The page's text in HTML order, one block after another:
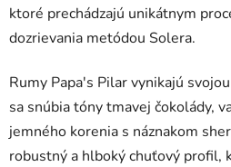
ktoré prechádzajú unikátnym
dozrievania metódou Solera.
Rumy Papa's Pilar vynikajú
sa snúbia tóny tmavej čokolády,
jemného korenia s náznakom
robustný a hlboký chuťový profil,